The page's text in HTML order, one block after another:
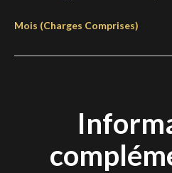
Mois (Charges Comprises)